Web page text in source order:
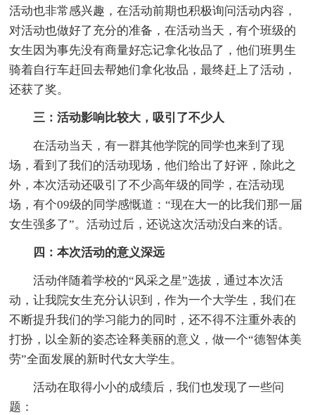
活动也非常感兴趣，在活动前期也积极询问活动内容，
对活动也做好了充分的准备，在活动当天，有个班级的
女生因为事先没有商量好忘记拿化妆品了，他们班男生
骑着自行车赶回去帮她们拿化妆品，最终赶上了活动，
还获了奖。
三：活动影响比较大，吸引了不少人
在活动当天，有一群其他学院的同学也来到了现
场，看到了我们的活动现场，他们给出了好评，除此之
外，本次活动还吸引了不少高年级的同学，在活动现
场，有个09级的同学感慨道：“现在大一的比我们那一届
女生强多了”。活动过后，还说这次活动没白来的话。
四：本次活动的意义深远
活动伴随着学校的“风采之星”选拔，通过本次活
动，让我院女生充分认识到，作为一个大学生，我们在
不断提升我们的学习能力的同时，还不得不注重外表的
打扮，以全新的姿态诠释美丽的意义，做一个“德智体美
劳”全面发展的新时代女大学生。
活动在取得小小的成绩后，我们也发现了一些问
题：